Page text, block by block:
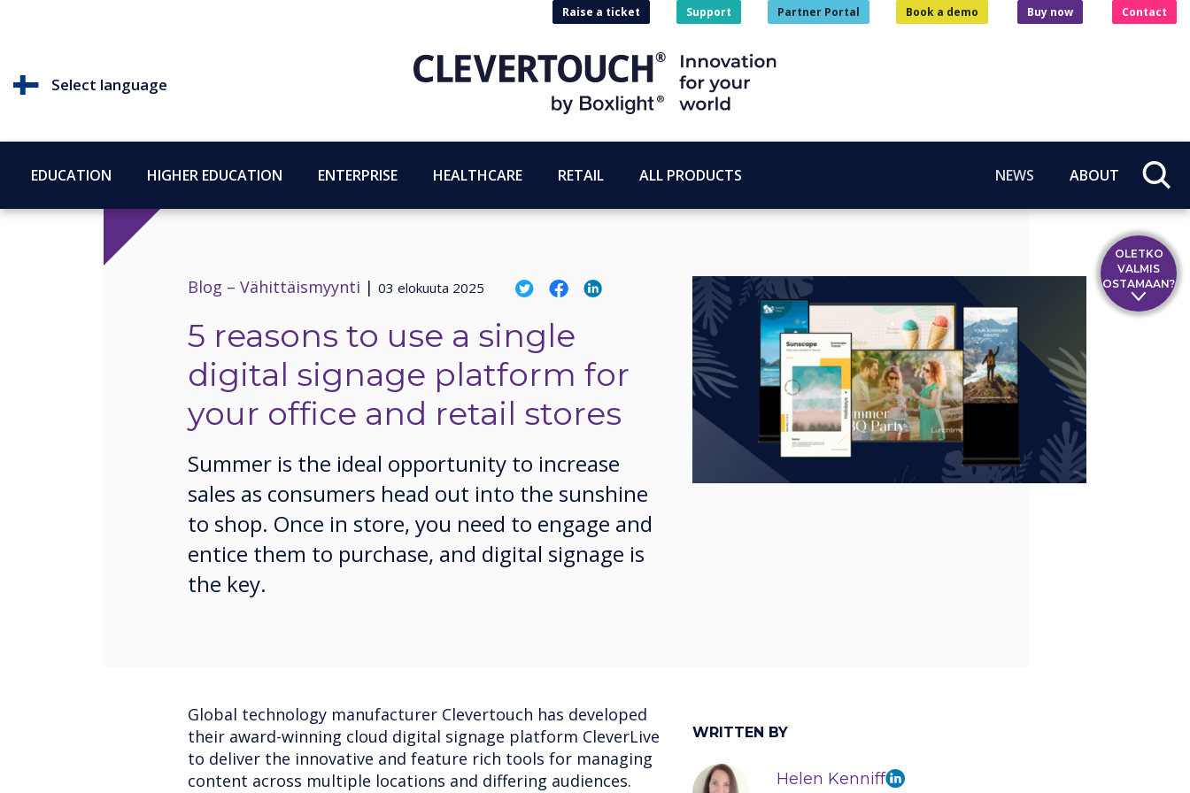
Select language
Raise a ticket Support Partner Portal Book a demo Buy now Contact
EDUCATION HIGHER EDUCATION ENTERPRISE HEALTHCARE RETAIL ALL PRODUCTS NEWS ABOUT
Blog – Vähittäismyynti | 03 elokuuta 2025
5 reasons to use a single
digital signage platform for
your office and retail stores
Summer is the ideal opportunity to increase
sales as consumers head out into the sunshine
to shop. Once in store, you need to engage and
entice them to purchase, and digital signage is
the key.
Global technology manufacturer Clevertouch has developed
their award-winning cloud digital signage platform CleverLive
to deliver the innovative and feature rich tools for managing
content across multiple locations and differing audiences.
WRITTEN BY
Helen Kenniff
OLETKO
VALMIS
OSTAMAAN?